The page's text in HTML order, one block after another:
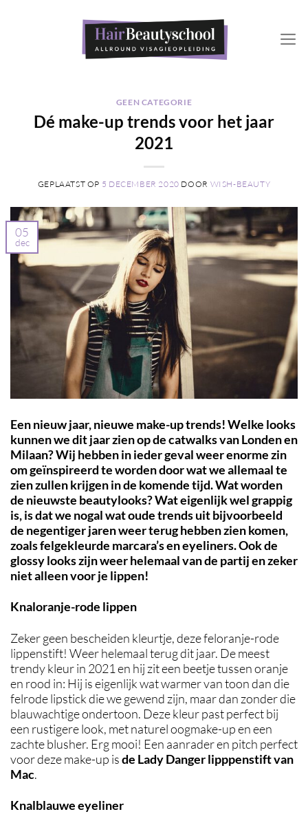
GEEN CATEGORIE
Dé make-up trends voor het jaar
2021
GEPLAATST OP 5 DECEMBER 2020 DOOR WISH-BEAUTY
05
dec
Een nieuw jaar, nieuwe make-up trends! Welke looks
kunnen we dit jaar zien op de catwalks van Londen en
Milaan? Wij hebben in ieder geval weer enorme zin
om geïnspireerd te worden door wat we allemaal te
zien zullen krijgen in de komende tijd. Wat worden
de nieuwste beautylooks? Wat eigenlijk wel grappig
is, is dat we nogal wat oude trends uit bijvoorbeeld
de negentiger jaren weer terug hebben zien komen,
zoals felgekleurde marcara’s en eyeliners. Ook de
glossy looks zijn weer helemaal van de partij en zeker
niet alleen voor je lippen!
Knaloranje-rode lippen
Zeker geen bescheiden kleurtje, deze feloranje-rode
lippenstift! Weer helemaal terug dit jaar. De meest
trendy kleur in 2021 en hij zit een beetje tussen oranje
en rood in: Hij is eigenlijk wat warmer van toon dan die
felrode lipstick die we gewend zijn, maar dan zonder die
blauwachtige ondertoon. Deze kleur past perfect bij
een rustigere look, met naturel oogmake-up en een
zachte blusher. Erg mooi! Een aanrader en pitch perfect
voor deze make-up isde Lady Danger lipppenstift van
Mac.
Knalblauwe eyeliner